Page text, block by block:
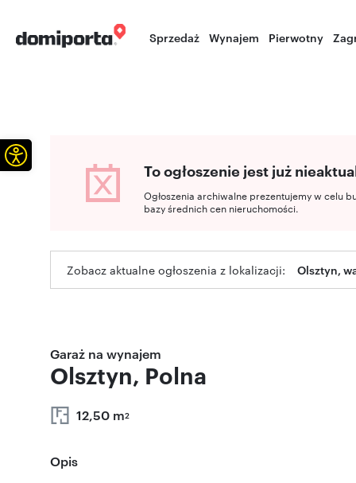
Sprzedaż Wynajem Pierwotny
To ogłoszenie jest już
Ogłoszenia archiwalne prezentujemy w celu
bazy średnich cen nieruchomości.
Zobacz aktualne ogłoszenia z lokalizacji: Olsztyn,
Garaż na wynajem
Olsztyn, Polna
12,50 m2
Opis
Otwórz pasek narzędzi